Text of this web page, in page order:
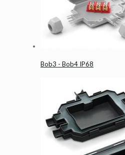
Bob3 - Bob4 IP68